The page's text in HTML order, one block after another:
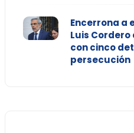
Encerrona a
Luis
con cinco
persecución